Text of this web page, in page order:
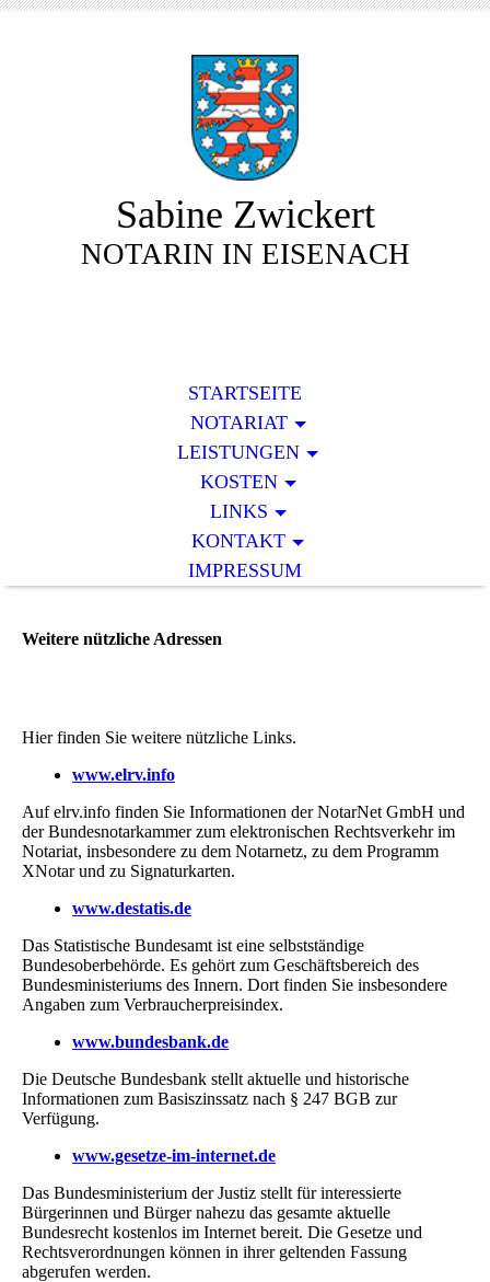
Sabine Zwickert
NOTARIN IN EISENACH
STARTSEITE
NOTARIAT
LEISTUNGEN
KOSTEN
LINKS
KONTAKT
IMPRESSUM
Weitere nützliche Adressen
Hier finden Sie weitere nützliche Links.
www.elrv.info
Auf elrv.info finden Sie Informationen der NotarNet GmbH und
der Bundesnotarkammer zum elektronischen Rechtsverkehr im
Notariat, insbesondere zu dem Notarnetz, zu dem Programm
XNotar und zu Signaturkarten.
www.destatis.de
Das Statistische Bundesamt ist eine selbstständige
Bundesoberbehörde. Es gehört zum Geschäftsbereich des
Bundesministeriums des Innern. Dort finden Sie insbesondere
Angaben zum Verbraucherpreisindex.
www.bundesbank.de
Die Deutsche Bundesbank stellt aktuelle und historische
Informationen zum Basiszinssatz nach § 247 BGB zur
Verfügung.
www.gesetze-im-internet.de
Das Bundesministerium der Justiz stellt für interessierte
Bürgerinnen und Bürger nahezu das gesamte aktuelle
Bundesrecht kostenlos im Internet bereit. Die Gesetze und
Rechtsverordnungen können in ihrer geltenden Fassung
abgerufen werden.